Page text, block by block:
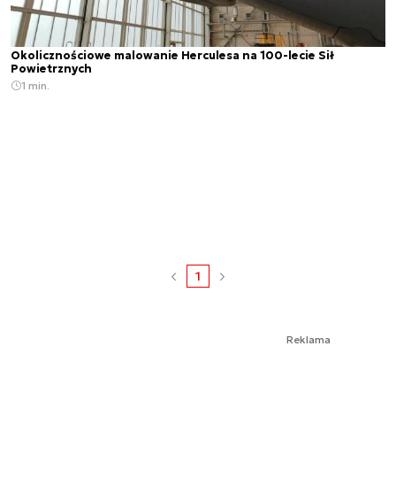
Okolicznościowe malowanie Herculesa na 100-lecie Sił
Powietrznych
1 min.
1
Reklama